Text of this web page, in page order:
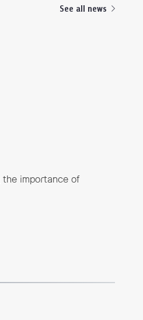
See all news
importance of